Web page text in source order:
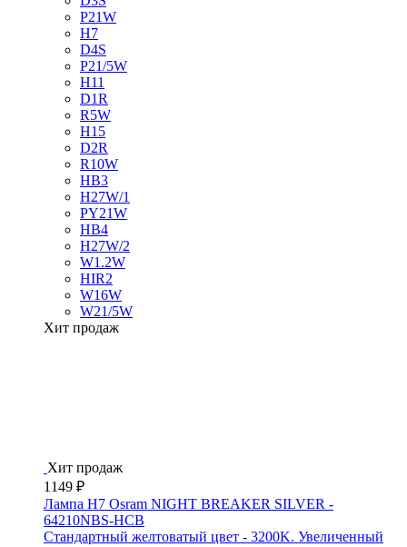
P21W
H7
D4S
P21/5W
H11
D1R
R5W
H15
D2R
R10W
HB3
H27W/1
PY21W
HB4
H27W/2
W1.2W
HIR2
W16W
W21/5W
Хит продаж
Хит продаж
1149 ₽
Лампа H7 Osram NIGHT BREAKER SILVER -
64210NBS-HCB
Стандартный желтоватый цвет - 3200K. Увеличенный